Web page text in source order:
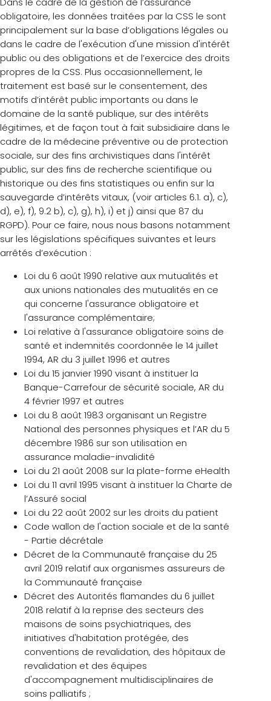
obligatoire, les données traitées par la CSS le sont
principalement sur la base d’obligations légales ou
dans le cadre de l'exécution d'une mission d'intérêt
public ou des obligations et de l’exercice des droits
propres de la CSS. Plus occasionnellement, le
traitement est basé sur le consentement, des
motifs d’intérêt public importants ou dans le
domaine de la santé publique, sur des intérêts
légitimes, et de façon tout à fait subsidiaire dans le
cadre de la médecine préventive ou de protection
sociale, sur des fins archivistiques dans l'intérêt
public, sur des fins de recherche scientifique ou
historique ou des fins statistiques ou enfin sur la
sauvegarde d’intérêts vitaux, (voir articles 6.1. a), c),
d), e), f), 9.2 b), c), g), h), i) et j) ainsi que 87 du
RGPD). Pour ce faire, nous nous basons notamment
sur les législations spécifiques suivantes et leurs
arrêtés d’exécution :
Loi du 6 août 1990 relative aux mutualités et
aux unions nationales des mutualités en ce
qui concerne l'assurance obligatoire et
l'assurance complémentaire;
Loi relative à l'assurance obligatoire soins de
santé et indemnités coordonnée le 14 juillet
1994, AR du 3 juillet 1996 et autres
Loi du 15 janvier 1990 visant à instituer la
Banque-Carrefour de sécurité sociale, AR du
4 février 1997 et autres
Loi du 8 août 1983 organisant un Registre
National des personnes physiques et l’AR du 5
décembre 1986 sur son utilisation en
assurance maladie-invalidité
Loi du 21 août 2008 sur la plate-forme eHealth
Loi du 11 avril 1995 visant à instituer la Charte de
l’Assuré social
Loi du 22 août 2002 sur les droits du patient
Code wallon de l'action sociale et de la santé
- Partie décrétale
Décret de la Communauté française du 25
avril 2019 relatif aux organismes assureurs de
la Communauté française
Décret des Autorités flamandes du 6 juillet
2018 relatif à la reprise des secteurs des
maisons de soins psychiatriques, des
initiatives d'habitation protégée, des
conventions de revalidation, des hôpitaux de
revalidation et des équipes
d'accompagnement multidisciplinaires de
soins palliatifs ;